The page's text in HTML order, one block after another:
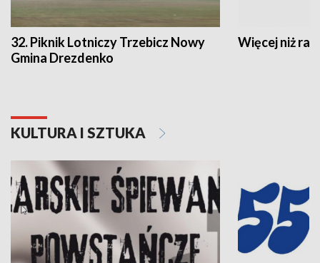
32. Piknik Lotniczy Trzebicz Nowy
Gmina Drezdenko
Więcej niż rajd
KULTURA I SZTUKA